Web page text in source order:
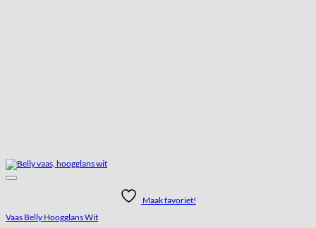
Maak favoriet!
Vaas Belly Hoogglans Wit